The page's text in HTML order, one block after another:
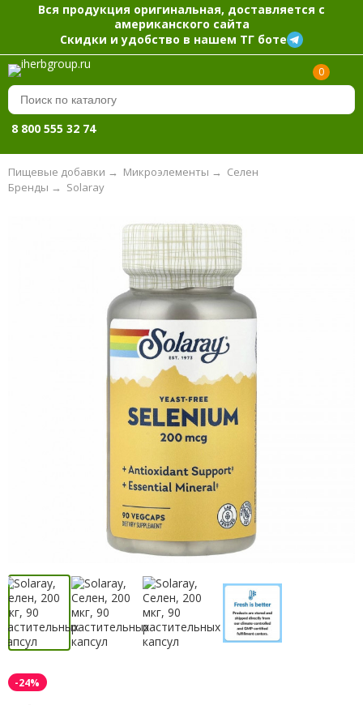
Вся продукция оригинальная, доставляется с
американского сайта
Скидки и удобство в нашем ТГ боте
0
8 800 555 32 74
Пищевые добавки → Микроэлементы → Селен
Solaray
Бренды →
-24%